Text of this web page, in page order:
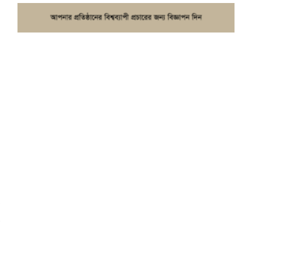
ফরিদগঞ্জে চুরির আতঙ্ক: এক সপ্তাহে
২০টির বেশি ঘটনা, নিরাপত্তাহীনতায়